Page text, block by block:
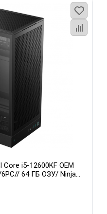
i5-12600KF OEM
6PC// 64 ГБ ОЗУ/ Ninja
DVI DP HDMI 2/